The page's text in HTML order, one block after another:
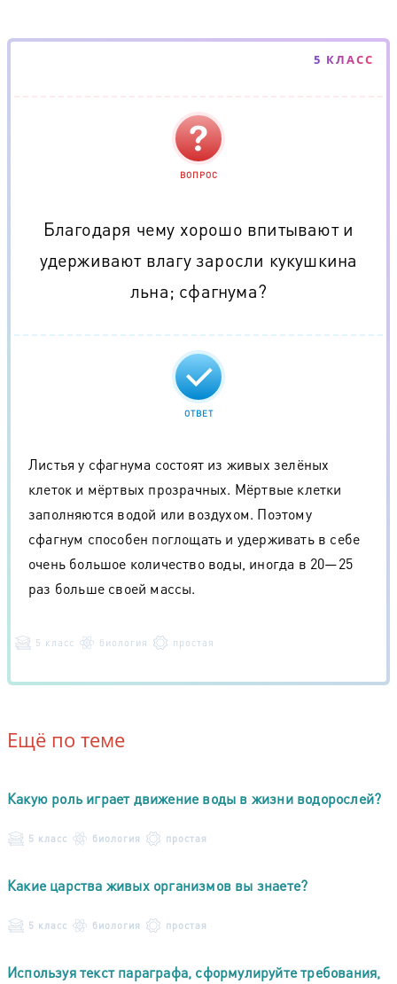
5 КЛАСС
ВОПРОС
Благодаря чему хорошо впитывают и
удерживают влагу заросли кукушкина
льна; сфагнума?
ОТВЕТ
Листья у сфагнума состоят из живых зелёных
клеток и мёртвых прозрачных. Мёртвые клетки
заполняются водой или воздухом. Поэтому
сфагнум способен поглощать и удерживать в себе
очень большое количество воды, иногда в 20—25
раз больше своей массы.
5 класс биология простая
Ещё по теме
Какую роль играет движение воды в жизни водорослей?
5 класс биология простая
Какие царства живых организмов вы знаете?
5 класс биология простая
Используя текст параграфа, сформулируйте требования,